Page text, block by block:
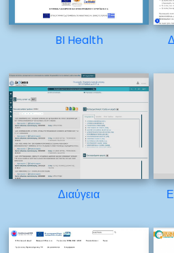
BI Health
Διαύγεια